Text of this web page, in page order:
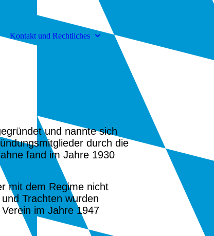
Kontakt und Rechtliches
und nannte sich
durch die
fand im Jahre 1930
mit dem Regime nicht
Trachten wurden
im Jahre 1947